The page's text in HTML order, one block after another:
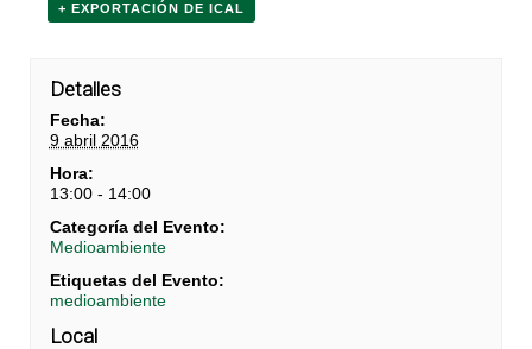
+ EXPORTACIÓN DE ICAL
Detalles
Fecha:
9 abril 2016
Hora:
13:00 - 14:00
Categoría del Evento:
Medioambiente
Etiquetas del Evento:
medioambiente
Local